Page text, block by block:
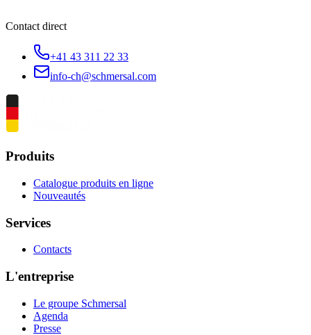
Contact direct
+41 43 311 22 33
info-ch@schmersal.com
Produits
Catalogue produits en ligne
Nouveautés
Services
Contacts
L'entreprise
Le groupe Schmersal
Agenda
Presse